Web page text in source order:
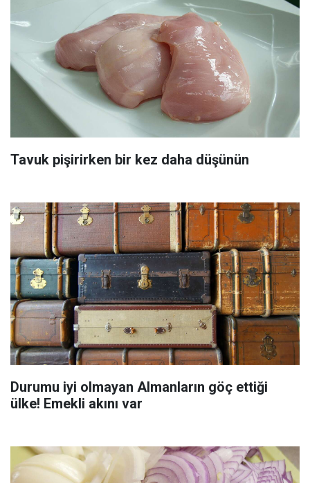
Tavuk pişirirken bir kez daha düşünün
Durumu iyi olmayan Almanların göç ettiği
ülke! Emekli akını var